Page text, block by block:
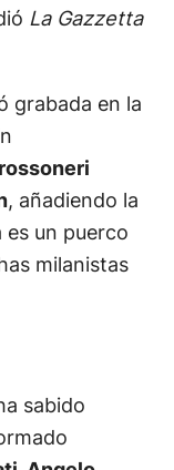
La Gazzetta
grabada en la
, añadiendo la
es un puerco
milanistas
sabido